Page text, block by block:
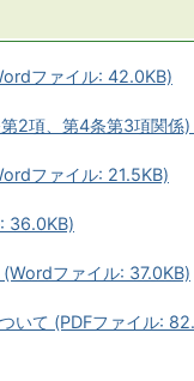
ファイル: 42.0KB)
2項、第4条第3項関
ファイル: 21.5KB)
36.0KB)
ファイル: 37.0KB)
いて (PDFファイル: